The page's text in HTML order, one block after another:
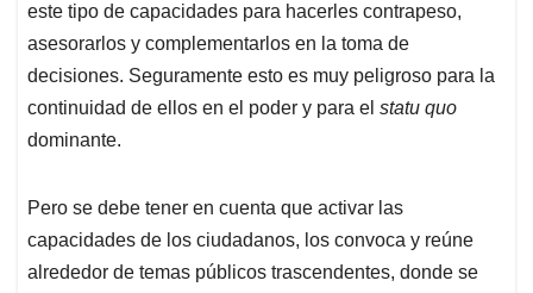
este tipo de capacidades para hacerles contrapeso,
asesorarlos y complementarlos en la toma de
decisiones. Seguramente esto es muy peligroso para la
continuidad de ellos en el poder y para el statu quo
dominante.
Pero se debe tener en cuenta que activar las
capacidades de los ciudadanos, los convoca y reúne
alrededor de temas públicos trascendentes, donde se